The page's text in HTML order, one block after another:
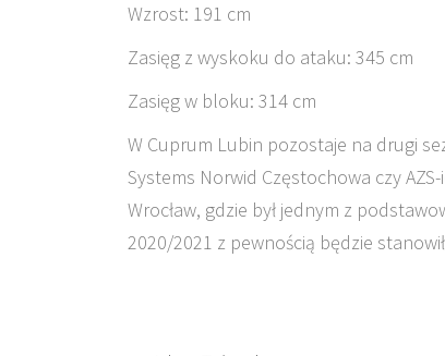
Wzrost: 191 cm
Zasięg z wyskoku do ataku: 345 cm
Zasięg w bloku: 314 cm
W Cuprum Lubin pozostaje na drugi
Systems Norwid Częstochowa czy
Wrocław, gdzie był jednym z
2020/2021 z pewnością będzie